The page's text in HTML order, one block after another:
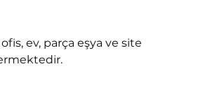
ev, parça eşya ve site